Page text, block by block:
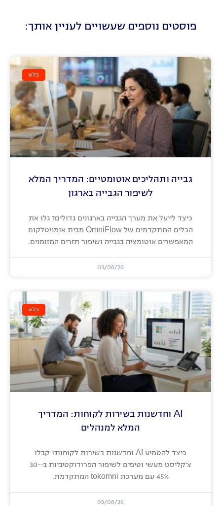
פוסטים נוספים שעשויים לעניין אותך:
בלוג
גבייה ותהליכים אוטומטיים: המדריך המלא
לשיפור הגבייה בארגון
כיצד לייעל את מערך הגבייה בארגונים גדולים? גלו את
הכלים המתקדמים של OmniFlow מבית אומניטלקום
המאפשרים אוטומציה בגבייה ושיפור תזרים המזומנים.
03/08/26
בלוג
AI וחדשנות בשירות לקוחות: המדריך
המלא למנהלים
כיצד להטמיע AI וחדשנות בשירות לקוחות? קבלו
צ'קליסט מעשי וטיפים לשיפור הפרודוקטיביות ב-30-
45% עם מערכת tokomni המתקדמת.
03/08/26